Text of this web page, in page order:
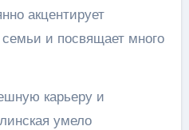
акцентирует
и посвящает много
карьеру и
умело